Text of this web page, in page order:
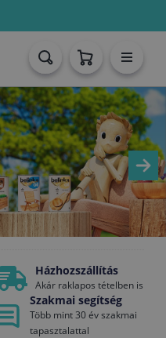
Házhozszállítás
Akár raklapos tételben is
Szakmai segítség
Több mint 30 év szakmai
tapasztalattal